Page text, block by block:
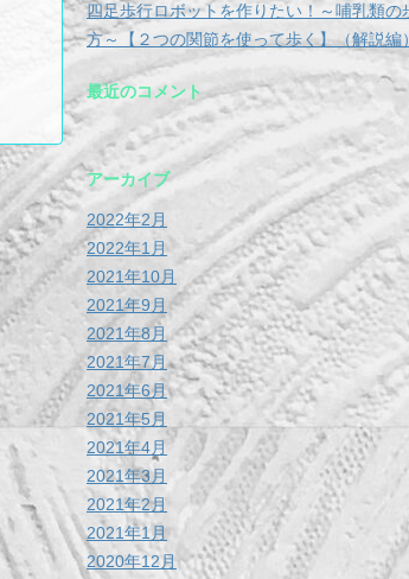
四足歩行ロボットを作りたい！～哺乳類の
方～【２つの関節を使って歩く】（解説編）
最近のコメント
アーカイブ
2022年2月
2022年1月
2021年10月
2021年9月
2021年8月
2021年7月
2021年6月
2021年5月
2021年4月
2021年3月
2021年2月
2021年1月
2020年12月